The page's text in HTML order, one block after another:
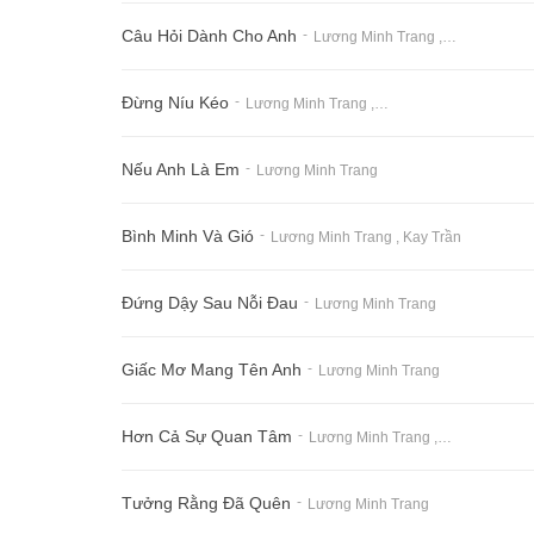
Câu Hỏi Dành Cho Anh - Lương Minh Trang , Lyna Thùy
Đừng Níu Kéo - Lương Minh Trang , Dj Hoàng Anh
Nếu Anh Là Em - Lương Minh Trang
Bình Minh Và Gió - Lương Minh Trang , Kay Trần
Đứng Dậy Sau Nỗi Đau - Lương Minh Trang
Giấc Mơ Mang Tên Anh - Lương Minh Trang
Hơn Cả Sự Quan Tâm - Lương Minh Trang , Ân Khải Minh
Tưởng Rằng Đã Quên - Lương Minh Trang